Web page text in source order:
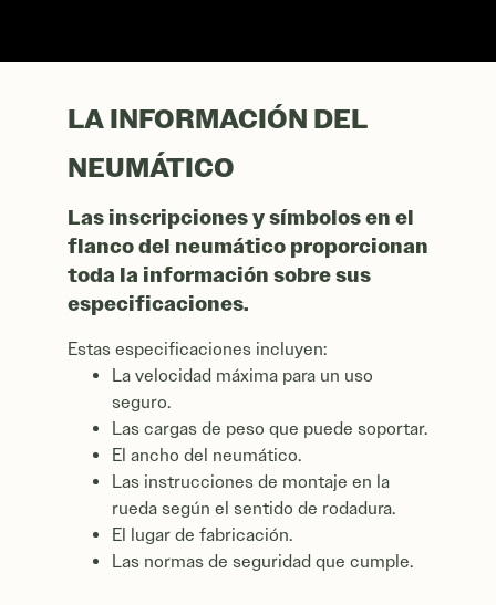
LA INFORMACIÓN DEL
NEUMÁTICO
Las inscripciones y símbolos en el
flanco del neumático proporcionan
toda la información sobre sus
especificaciones.
Estas especificaciones incluyen:
La velocidad máxima para un uso
seguro.
Las cargas de peso que puede soportar.
El ancho del neumático.
Las instrucciones de montaje en la
rueda según el sentido de rodadura.
El lugar de fabricación.
Las normas de seguridad que cumple.